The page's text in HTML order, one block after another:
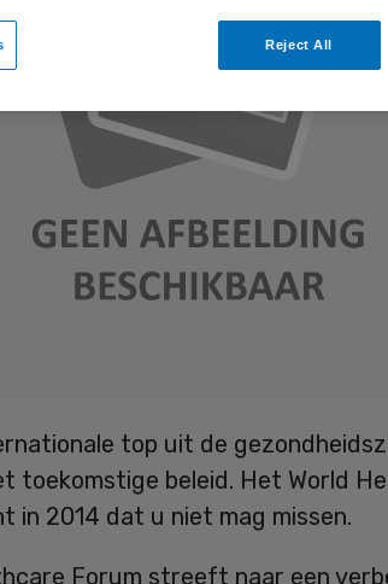
top uit de
toekomstige beleid. Het World
in 2014 dat u niet mag missen.
Forum streeft naar een
Reject All